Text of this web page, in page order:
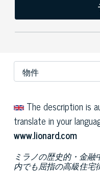
The description is
translate in your
www.lionard.com
ミラノの歴史的・金
内でも屈指の高級住宅